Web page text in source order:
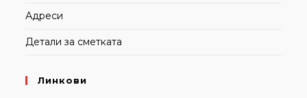
Адреси
Детали за сметката
Линкови